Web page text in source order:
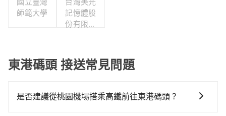
師範大學
記憶體股
份有限公
東港碼頭 接送常見問題
是否建議從桃園機場搭乘高鐵前往東港碼頭？